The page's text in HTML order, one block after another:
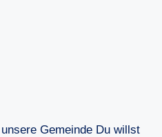
Gemeinde Du willst